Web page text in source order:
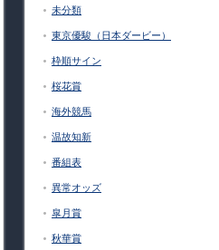
未分類
東京優駿（日本ダービー）
枠順サイン
桜花賞
海外競馬
温故知新
番組表
異常オッズ
皐月賞
秋華賞